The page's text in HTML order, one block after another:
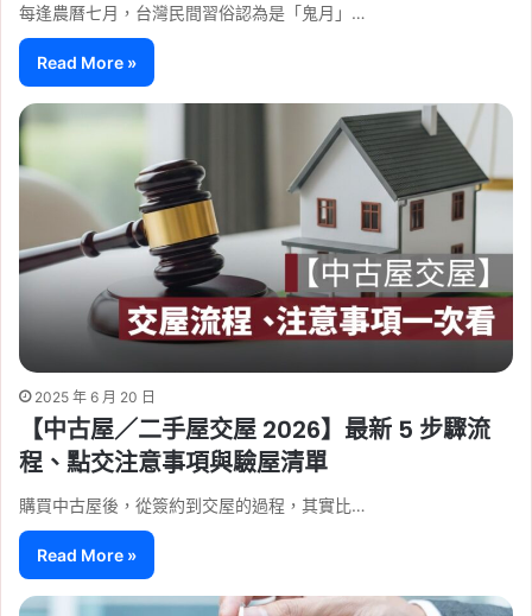
每逢農曆七月，台灣民間習俗認為是「鬼月」…
Read More »
2025 年 6 月 20 日
【中古屋／二手屋交屋 2026】最新 5 步驟流
程、點交注意事項與驗屋清單
購買中古屋後，從簽約到交屋的過程，其實比…
Read More »